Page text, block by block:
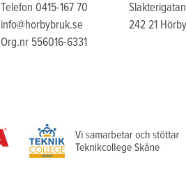
Telefon 0415-167 70
info@horbybruk.se
Org.nr 556016-6331
242 21 Hörby